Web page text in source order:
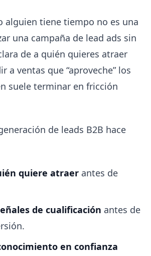
alguien tiene tiempo no es una
una campaña de lead ads sin
de a quién quieres atraer
a ventas que “aproveche” los
suele terminar en fricción
de leads B2B hace
quiere atraerantes de
de cualificación antes de
en confianza